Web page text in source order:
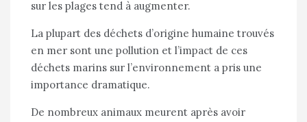
sur les plages tend à augmenter.
La plupart des déchets d’origine humaine trouvés
en mer sont une pollution et l’impact de ces
déchets marins sur l’environnement a pris une
importance dramatique.
De nombreux animaux meurent après avoir